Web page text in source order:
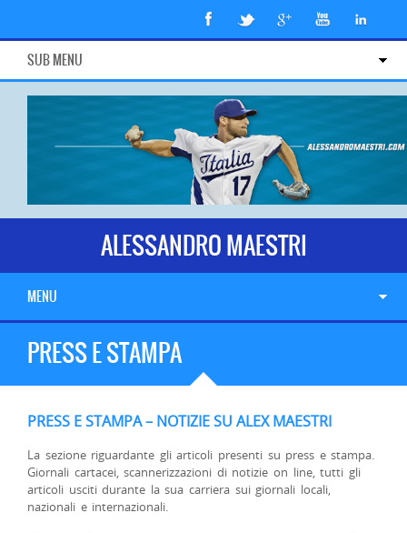
SUB MENU
ALESSANDRO MAESTRI
MENU
PRESS E STAMPA
PRESS E STAMPA – NOTIZIE SU ALEX MAESTRI
La sezione riguardante gli articoli presenti su press e stampa.
Giornali cartacei, scannerizzazioni di notizie on line, tutti gli
articoli usciti durante la sua carriera sui giornali locali,
nazionali e internazionali.